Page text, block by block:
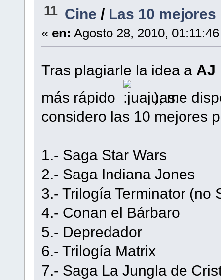
11 Cine/ Las 10
« en: Agosto 28, 2010,
Tras plagiarle la idea a AJ
más rápido
), me
considero las 10 mejores
1.- Saga Star Wars
2.- Saga Indiana Jones
3.- Trilogía Terminator (no
4.- Conan el Bárbaro
5.- Depredador
6.- Trilogía Matrix
7.- Saga La Jungla de